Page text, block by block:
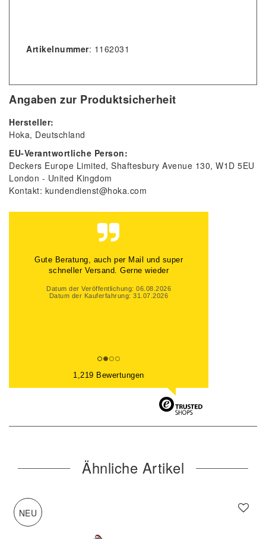
Artikelnummer: 1162031
Angaben zur Produktsicherheit
Hersteller:
Hoka Deutschland
EU-Verantwortliche Person:
Deckers Europe Limited Shaftesbury Avenue 130 W1D 5EU
London
United Kingdom
Kontakt: kundendienst@hoka.com
Gute Beratung, auch per Mail und super
schneller Versand. Gerne wieder
Datum der Veröffentlichung: 06.08.2026
Datum der Kauferfahrung: 31.07.2026
1,219 Bewertungen
Ähnliche Artikel
NEU